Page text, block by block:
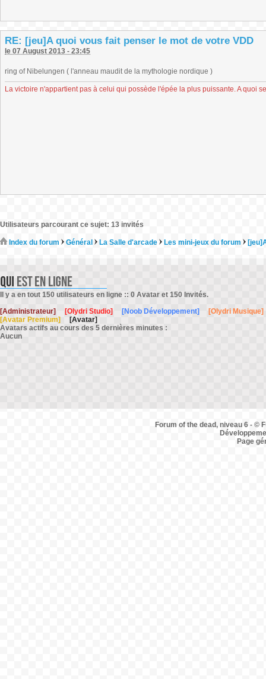
RE: [jeu]A quoi vous fait penser le mot de votre VDD
le 07 August 2013 - 23:45
ring of Nibelungen ( l'anneau maudit de la mythologie nordique )
La victoire n'appartient pas à celui qui possède l'épée la plus puissante. A quoi
Utilisateurs parcourant ce sujet: 13 invités
Index du forum Général La Salle d'arcade Les mini-jeux du forum
Il y a en tout 150 utilisateurs en ligne :: 0 Avatar et 150 Invités.
[Administrateur]
[Olydri Studio] [Noob Développement]
[Olydri Musique]
[Avatar Premium]
[Avatar]
Avatars actifs au cours des 5 dernières minutes :
Aucun
Forum of the dead, niveau 6 - ©
Page